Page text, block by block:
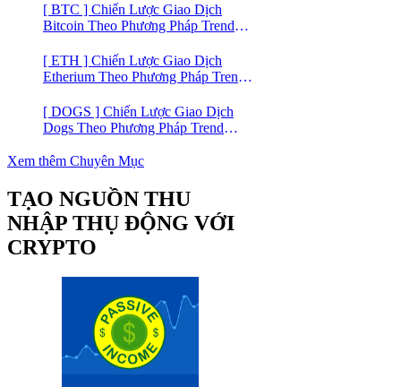
[ BTC ] Chiến Lược Giao Dịch
Bitcoin Theo Phương Pháp Trend
[ ETH ] Chiến Lược Giao Dịch
Etherium Theo Phương Pháp Trend
[ DOGS ] Chiến Lược Giao Dịch
Dogs Theo Phương Pháp Trend
Yết trên Binance
Xem thêm Chuyên Mục
TẠO NGUỒN THU
NHẬP THỤ ĐỘNG VỚI
CRYPTO